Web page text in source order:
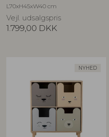
L70xH45xW40 cm
Vejl. udsalgspris
1.799,00 DKK
NYHED